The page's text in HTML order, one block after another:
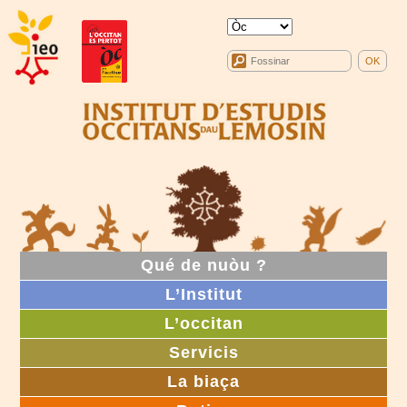
Qué de nuòu ?
L’Institut
L’occitan
Servicis
La biaça